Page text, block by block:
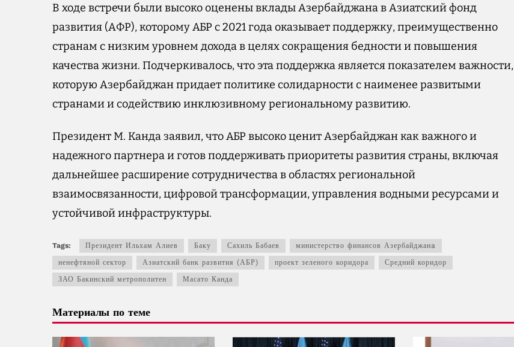
В ходе встречи были высоко оценены вклады Азербайджана в Азиатский фонд
развития (АФР), которому АБР с 2021 года оказывает поддержку, преимущественно
странам с низким уровнем дохода в целях сокращения бедности и повышения
качества жизни. Подчеркивалось, что эта поддержка является показателем важности,
которую Азербайджан придает политике солидарности с наименее развитыми
странами и содействию инклюзивному региональному развитию.
Президент М. Канда заявил, что АБР высоко ценит Азербайджан как важного и
надежного партнера и готов поддерживать приоритеты развития страны, включая
дальнейшее расширение сотрудничества в областях региональной
взаимосвязанности, цифровой трансформации, управления водными ресурсами и
устойчивой инфраструктуры.
Tags: Президент Ильхам Алиев Баку Сахиль Бабаев
министерство финансов Азербайджанa
ненефтяной сектор
Азиатский банк развития (АБР) проект зеленого коридора
Средний коридор
ЗАО Бакинский метрополитен
Масато Канда
Материалы по теме